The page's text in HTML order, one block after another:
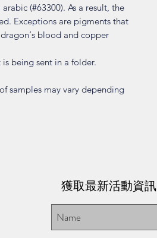
(#63300). As a result, the
Exceptions are pigments that
blood and copper
being sent in a folder.
samples may vary depending
獲取最新活動資訊